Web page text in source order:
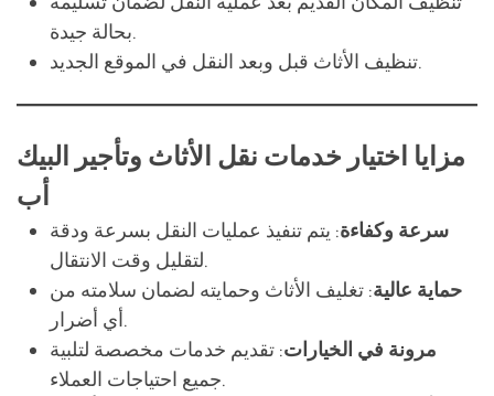
مزايا اختيار خدمات نقل الأثاث وتأجير البيك
أب
سرعة وكفاءة
: يتم تنفيذ عمليات النقل بسرعة ودقة
أي أضرار.
: تقديم خدمات مخصصة لتلبية
جميع احتياجات العملاء.
: توفير خدمات عالية الجودة بأسعار
مناسبة للجميع.